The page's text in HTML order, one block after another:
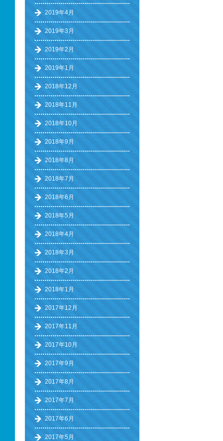
2019年4月
2019年3月
2019年2月
2019年1月
2018年12月
2018年11月
2018年10月
2018年9月
2018年8月
2018年7月
2018年6月
2018年5月
2018年4月
2018年3月
2018年2月
2018年1月
2017年12月
2017年11月
2017年10月
2017年9月
2017年8月
2017年7月
2017年6月
2017年5月